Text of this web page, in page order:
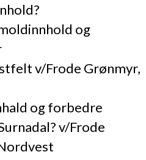
og
v/Frode Grønmyr,
og forbedre
v/Frode